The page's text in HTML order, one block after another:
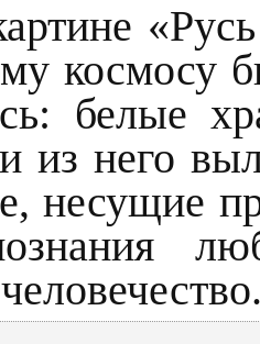
космосу
белые
из него
несущие